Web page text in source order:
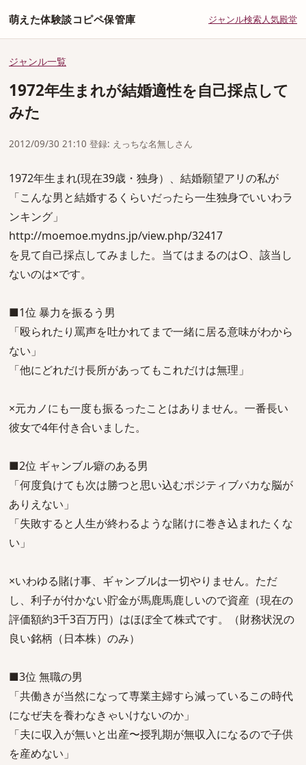
萌えた体験談コピペ保管庫 ジャンル検索人気殿堂
ジャンル一覧
1972年生まれが結婚適性を自己採点して
みた
2012/09/30 21:10 登録: えっちな名無しさん
1972年生まれ(現在39歳・独身）、結婚願望アリの私が
「こんな男と結婚するくらいだったら一生独身でいいわラ
ンキング」
http://moemoe.mydns.jp/view.php/32417
を見て自己採点してみました。当てはまるのは○、該当し
ないのは×です。
■1位 暴力を振るう男
「殴られたり罵声を吐かれてまで一緒に居る意味がわから
ない」
「他にどれだけ長所があってもこれだけは無理」
×元カノにも一度も振るったことはありません。一番長い
彼女で4年付き合いました。
■2位 ギャンブル癖のある男
「何度負けても次は勝つと思い込むポジティブバカな脳が
ありえない」
「失敗すると人生が終わるような賭けに巻き込まれたくな
い」
×いわゆる賭け事、ギャンブルは一切やりません。ただ
し、利子が付かない貯金が馬鹿馬鹿しいので資産（現在の
評価額約3千3百万円）はほぼ全て株式です。（財務状況の
良い銘柄（日本株）のみ）
■3位 無職の男
「共働きが当然になって専業主婦すら減っているこの時代
になぜ夫を養わなきゃいけないのか」
「夫に収入が無いと出産〜授乳期が無収入になるので子供
を産めない」